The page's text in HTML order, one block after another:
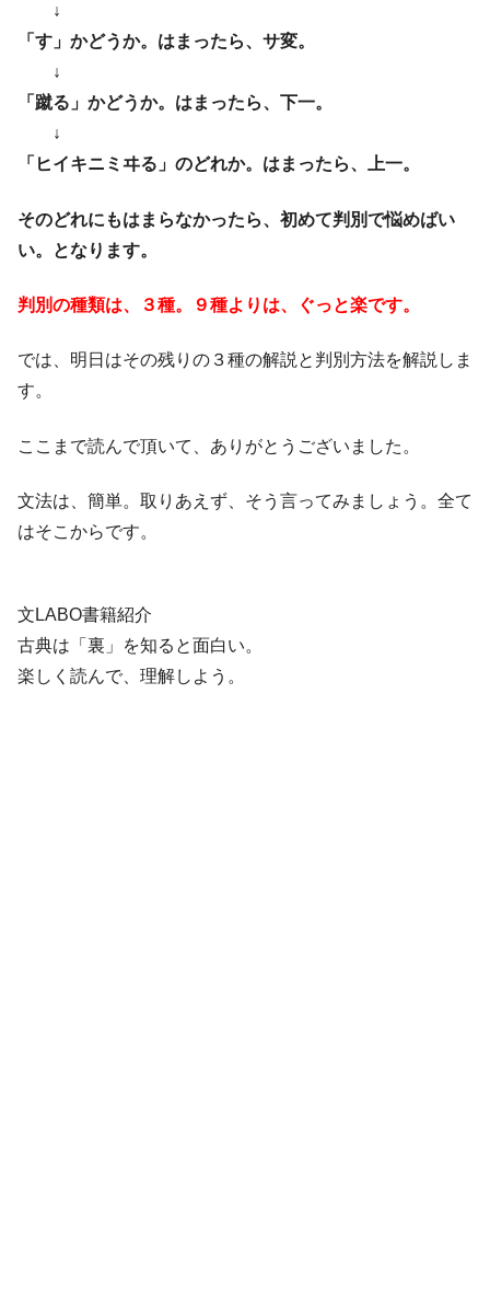
↓
「す」かどうか。はまったら、サ変。
↓
「蹴る」かどうか。はまったら、下一。
↓
「ヒイキニミヰる」のどれか。はまったら、上一。
そのどれにもはまらなかったら、初めて判別で悩めばい
い。となります。
判別の種類は、３種。９種よりは、ぐっと楽です。
では、明日はその残りの３種の解説と判別方法を解説しま
す。
ここまで読んで頂いて、ありがとうございました。
文法は、簡単。取りあえず、そう言ってみましょう。全て
はそこからです。
文LABO書籍紹介
古典は「裏」を知ると面白い。
楽しく読んで、理解しよう。